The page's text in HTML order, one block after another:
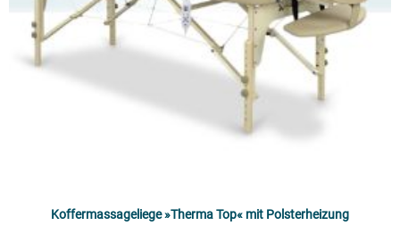
Koffermassageliege »Therma Top« mit Polsterheizung